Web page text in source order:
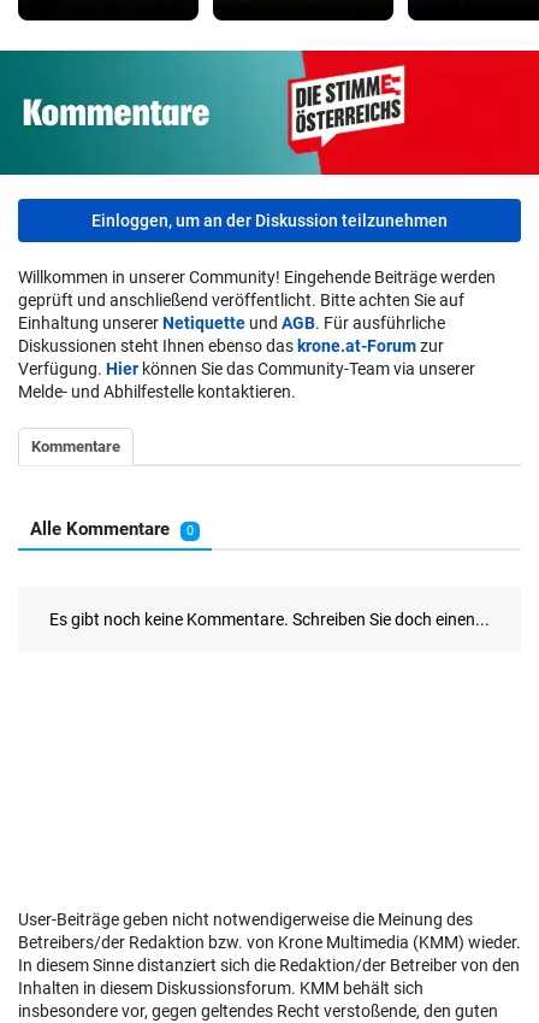
Einloggen, um an der Diskussion teilzunehmen
Willkommen in unserer Community! Eingehende Beiträge werden
geprüft und anschließend veröffentlicht. Bitte achten Sie auf
Einhaltung unsererNetiquette und AGB. Für ausführliche
Diskussionen steht Ihnen ebenso das krone.at-Forumzur
Verfügung. Hier können Sie das Community-Team via unserer
Melde- und Abhilfestelle kontaktieren.
User-Beiträge geben nicht notwendigerweise die Meinung des
Betreibers/der Redaktion bzw. von Krone Multimedia (KMM) wieder.
In diesem Sinne distanziert sich die Redaktion/der Betreiber von den
Inhalten in diesem Diskussionsforum. KMM behält sich
insbesondere vor, gegen geltendes Recht verstoßende, den guten